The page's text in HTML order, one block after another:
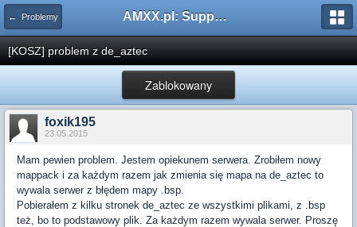
← Problemy AMXX.pl: Support AMX Mod X i SourceMod
[KOSZ] problem z de_aztec
Zablokowany
foxik195
23.05.2015
Mam pewien problem. Jestem opiekunem serwera. Zrobiłem nowy
mappack i za każdym razem jak zmienia się mapa na de_aztec to
wywala serwer z błędem mapy .bsp.
Pobierałem z kilku stronek de_aztec ze wszystkimi plikami, z .bsp
też, bo to podstawowy plik. Za każdym razem wywala serwer. Proszę